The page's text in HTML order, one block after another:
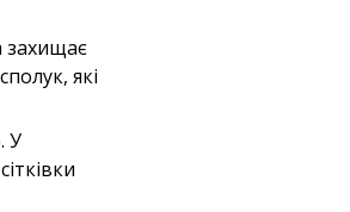
захищає
які
У